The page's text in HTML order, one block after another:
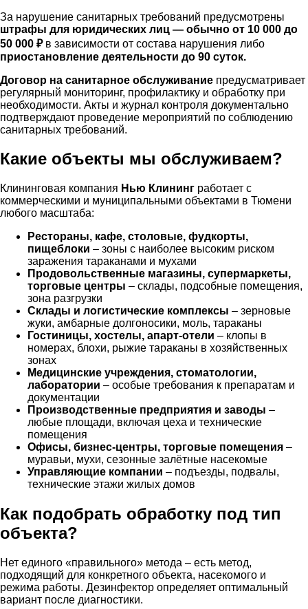
За нарушение санитарных требований предусмотрены
штрафы для юридических лиц — обычно от 10 000 до
50 000 ₽в зависимости от состава нарушения либо
приостановление деятельности до 90 суток.
Договор на санитарное обслуживание предусматривает
регулярный мониторинг, профилактику и обработку при
необходимости. Акты и журнал контроля документально
подтверждают проведение мероприятий по соблюдению
санитарных требований.
Какие объекты мы обслуживаем?
Клининговая компания Нью Клининг работает с
коммерческими и муниципальными объектами в Тюмени
любого масштаба:
Рестораны, кафе, столовые, фудкорты,
пищеблоки – зоны с наиболее высоким риском
заражения тараканами и мухами
Продовольственные магазины, супермаркеты,
торговые центры – склады, подсобные помещения,
зона разгрузки
Склады и логистические комплексы – зерновые
жуки, амбарные долгоносики, моль, тараканы
Гостиницы, хостелы, апарт-отели – клопы в
номерах, блохи, рыжие тараканы в хозяйственных
зонах
Медицинские учреждения, стоматологии,
лаборатории – особые требования к препаратам и
документации
Производственные предприятия и заводы –
любые площади, включая цеха и технические
помещения
Офисы, бизнес-центры, торговые помещения –
муравьи, мухи, сезонные залётные насекомые
Управляющие компании – подъезды, подвалы,
технические этажи жилых домов
Как подобрать обработку под тип
объекта?
Нет единого «правильного» метода – есть метод,
подходящий для конкретного объекта, насекомого и
режима работы. Дезинфектор определяет оптимальный
вариант после диагностики.